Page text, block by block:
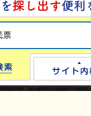
Google検索